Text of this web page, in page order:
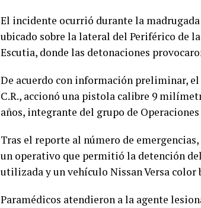
El incidente ocurrió durante la madrugada
ubicado sobre la lateral del Periférico de
Escutia, donde las detonaciones
De acuerdo con información preliminar,
C.R., accionó una pistola calibre 9
años, integrante del grupo de
Tras el reporte al número de
un operativo que permitió la detención
utilizada y un vehículo Nissan Versa
Paramédicos atendieron a la agente